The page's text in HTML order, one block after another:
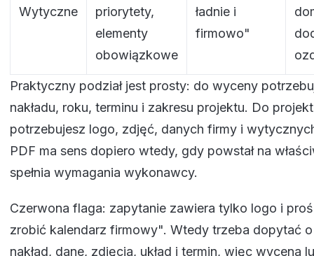
Wytyczne
priorytety,
elementy
obowiązkowe
ładnie i
firmowo"
Praktyczny podział jest prosty: do wyceny
nakładu, roku, terminu i zakresu projektu. Do
potrzebujesz logo, zdjęć, danych firmy i
PDF ma sens dopiero wtedy, gdy powstał na
spełnia wymagania wykonawcy.
Czerwona flaga: zapytanie zawiera tylko logo i
zrobić kalendarz firmowy". Wtedy trzeba dopytać
nakład, dane, zdjęcia, układ i termin, więc wycena